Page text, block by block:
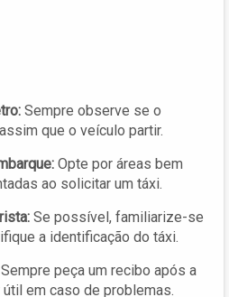
Sempre observe se o
que o veículo partir.
Opte por áreas bem
ao solicitar um táxi.
Se possível, familiarize-se
a identificação do táxi.
Sempre peça um recibo após a
em caso de problemas.